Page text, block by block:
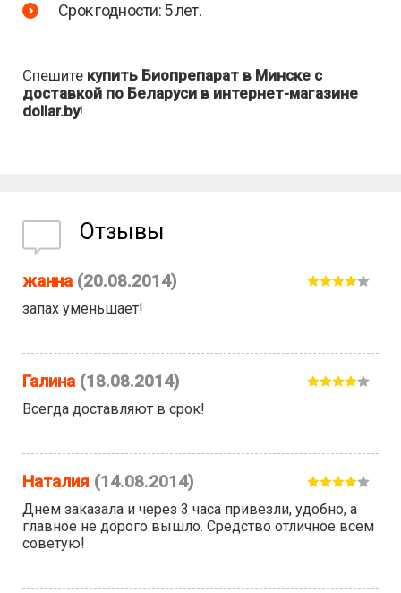
Срок годности: 5 лет.
Спешите купить Биопрепарат в Минске с
доставкой по Беларуси в интернет-магазине
dollar.by!
Отзывы
жанна (20.08.2014)
запах уменьшает!
Галина (18.08.2014)
Всегда доставляют в срок!
Наталия (14.08.2014)
Днем заказала и через 3 часа привезли, удобно, а
главное не дорого вышло. Средство отличное всем
советую!